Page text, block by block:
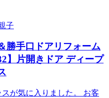
子
勝手口ドアリフォーム
】片開きドア ディープ
が気に入りました。 お客